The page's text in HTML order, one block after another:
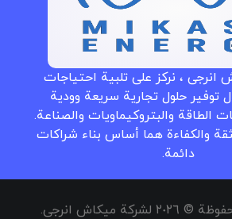
، نركز على تلبية احتياجات
توفير حلول تجارية سريعة وودية
الطاقة والبتروكيماويات والصناعة.
والكفاءة هما أساس بناء شراكات
دائمة.
ميكاش انرجی.